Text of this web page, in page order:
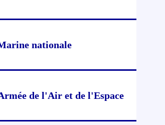
nationale
de l'Air et de l'Espace